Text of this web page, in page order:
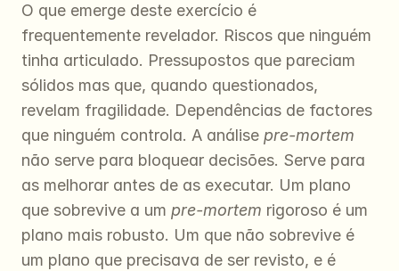
O que emerge deste exercício é
frequentemente revelador. Riscos que ninguém
tinha articulado. Pressupostos que pareciam
sólidos mas que, quando questionados,
revelam fragilidade. Dependências de factores
que ninguém controla. A análise pre-mortem
não serve para bloquear decisões. Serve para
as melhorar antes de as executar. Um plano
que sobrevive a um pre-mortem rigoroso é um
plano mais robusto. Um que não sobrevive é
um plano que precisava de ser revisto, e é